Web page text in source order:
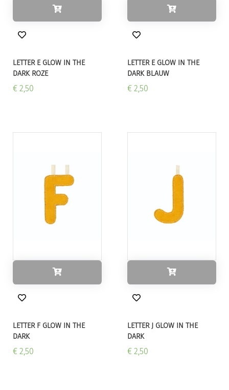
LETTER E GLOW IN THE
DARK ROZE
€ 2,50
LETTER E GLOW IN THE
DARK BLAUW
€ 2,50
LETTER F GLOW IN THE
DARK
€ 2,50
LETTER J GLOW IN THE
DARK
€ 2,50